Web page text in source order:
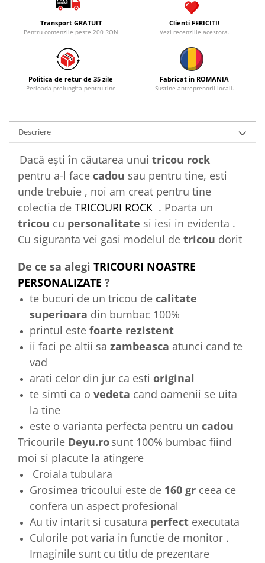
Transport GRATUIT
Pentru comenzile peste 200 RON
Clienti FERICITI!
Vezi recenziile acestora.
Politica de retur de 35 zile
Perioada prelungita pentru tine
Fabricat in ROMANIA
Sustine antreprenorii locali.
Descriere
Dacă ești în căutarea unui tricou rock
pentru a-l face cadou sau pentru tine, esti
unde trebuie , noi am creat pentru tine
colectia de TRICOURI ROCK . Poarta un
tricou cu personalitate si iesi in evidenta .
Cu siguranta vei gasi modelul de tricou dorit
De ce sa alegi TRICOURI NOASTRE
PERSONALIZATE ?
te bucuri de un tricou de calitate
superioara din bumbac 100%
printul este foarte rezistent
ii faci pe altii sa zambeasca atunci cand te
vad
arati celor din jur ca esti original
te simti ca o vedeta cand oamenii se uita
la tine
este o varianta perfecta pentru un cadou
Tricourile Deyu.rosunt 100% bumbac fiind
moi si placute la atingere
Croiala tubulara
Grosimea tricoului este de 160 gr ceea ce
confera un aspect profesional
Au tiv intarit si cusatura perfect executata
Culorile pot varia in functie de monitor .
Imaginile sunt cu titlu de prezentare